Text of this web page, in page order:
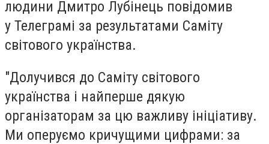
людини Дмитро Лубінець повідомив
у Телеграмі за результатами Саміту
світового українства.
"Долучився до Саміту світового
українства і найперше дякую
організаторам за цю важливу ініціативу.
Ми оперуємо кричущими цифрами: за